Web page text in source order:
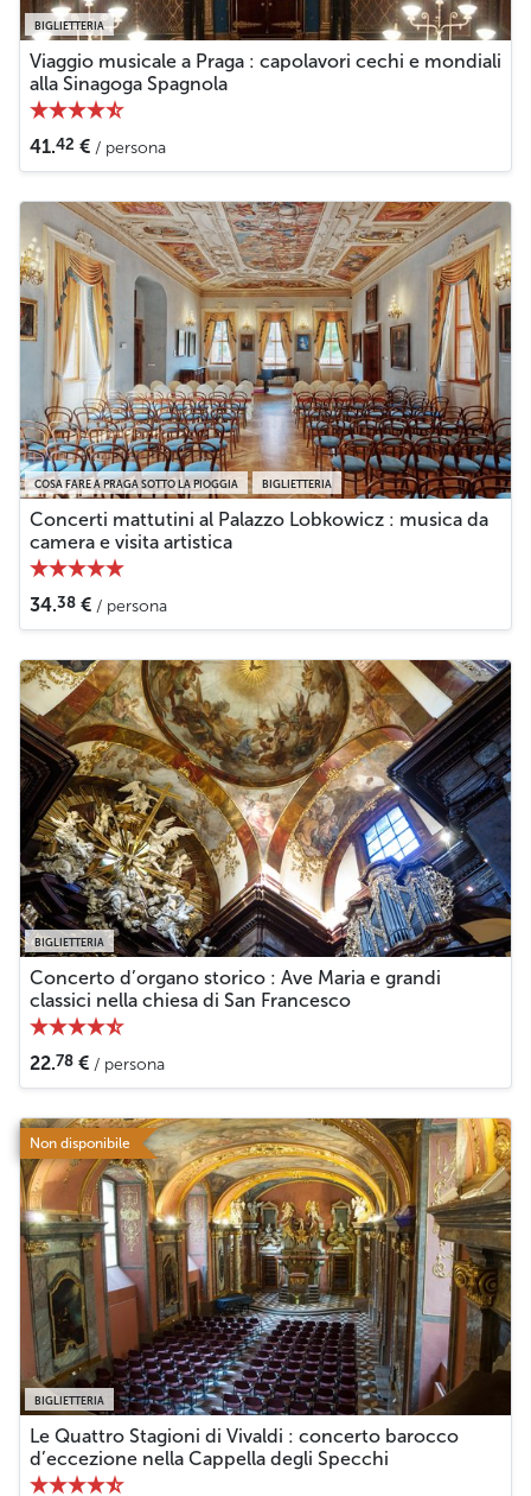
BIGLIETTERIA
Viaggio musicale a Praga : capolavori cechi e mondiali
alla Sinagoga Spagnola
41.42 € / persona
COSA FARE A PRAGA SOTTO LA PIOGGIA BIGLIETTERIA
Concerti mattutini al Palazzo Lobkowicz : musica da
camera e visita artistica
34.38 € / persona
BIGLIETTERIA
Concerto d’organo storico : Ave Maria e grandi
classici nella chiesa di San Francesco
22.78 € / persona
Non disponibile
BIGLIETTERIA
Le Quattro Stagioni di Vivaldi : concerto barocco
d’eccezione nella Cappella degli Specchi